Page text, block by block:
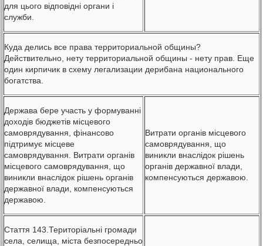
для цього відповідні органи і
служби.
Куда делись все права территориальной общины?
Действительно, нету территориальной общины - нету прав. Еще
один кирпичик в схему легализации дерибана национального
богатства.
Держава бере участь у формуванні
доходів бюджетів місцевого
самоврядування, фінансово
підтримує місцеве
самоврядування. Витрати органів
місцевого самоврядування, що
виникли внаслідок рішень органів
державної влади, компенсуються
державою.
Витрати органів місцевого
самоврядування, що
виникли внаслідок рішень
органів державної влади,
компенсуються державою.
Стаття 143.Територіальні громади
села, селища, міста безпосередньо